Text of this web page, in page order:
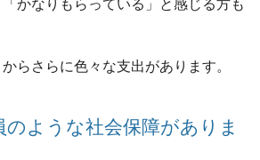
かなりもらっている」と感じる方も
らさらに色々な支出があります。
のような社会保障がありま